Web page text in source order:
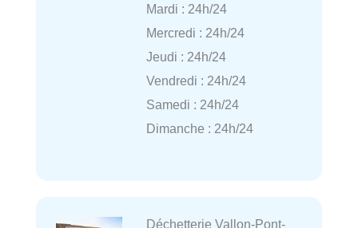
Mardi : 24h/24
Mercredi : 24h/24
Jeudi : 24h/24
Vendredi : 24h/24
Samedi : 24h/24
Dimanche : 24h/24
Déchetterie Vallon-Pont-